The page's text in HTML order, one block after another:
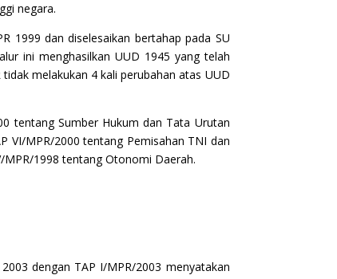
negara.
1999 dan diselesaikan bertahap pada SU
ini menghasilkan UUD 1945 yang telah
melakukan 4 kali perubahan atas UUD
tentang Sumber Hukum dan Tata Urutan
VI/MPR/2000 tentang Pemisahan TNI dan
MPR/1998 tentang Otonomi Daerah.
dengan TAP I/MPR/2003 menyatakan